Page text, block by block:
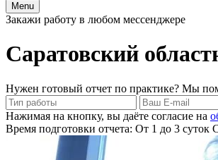
Menu
Закажи работу в любом мессенджере
Саратовский
Нужен готовый отчет по практике? Мы
Нажимая на кнопку, вы даёте согласие на
Время подготовки отчета: От 1 до 3 суток